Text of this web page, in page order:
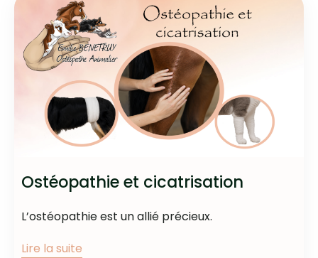
Ostéopathie et cicatrisation
L’ostéopathie est un allié précieux.
Lire la suite